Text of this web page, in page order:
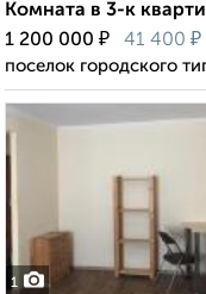
Комната в 3-к
1 200 000 ₽ 41 400 ₽
поселок городского
1